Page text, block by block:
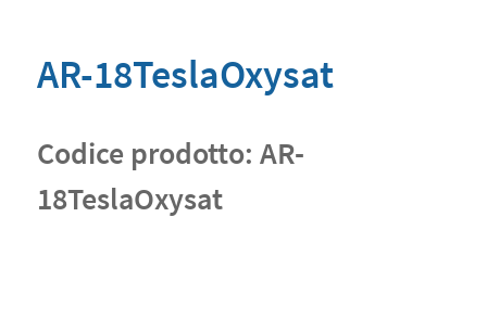
AR-18TeslaOxysat
Codice prodotto: AR-
18TeslaOxysat